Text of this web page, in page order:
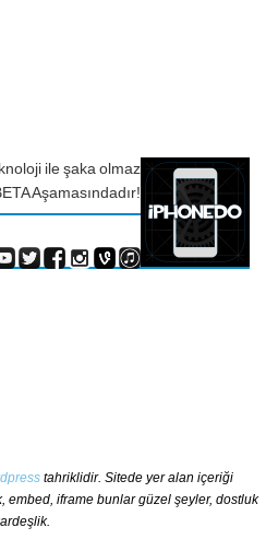
ile şaka olmaz
Aşamasındadır!
tahriklidir. Sitede yer alan içeriği
embed, iframe bunlar güzel şeyler, dostluk